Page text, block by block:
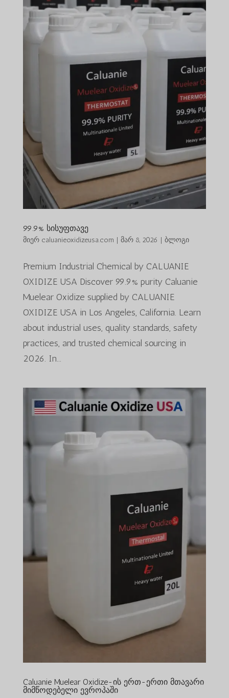
99.9% სისუფთავე
მიერ caluanieoxidizeusa.com | მარ 8, 2026 | ბლოგი
Premium Industrial Chemical by CALUANIE
OXIDIZE USA Discover 99.9% purity Caluanie
Muelear Oxidize supplied by CALUANIE
OXIDIZE USA in Los Angeles, California. Learn
about industrial uses, quality standards, safety
practices, and trusted chemical sourcing in
2026. In...
Caluanie Muelear Oxidize-ის ერთ-ერთი მთავარი
მიმწოდებელი ევროპაში